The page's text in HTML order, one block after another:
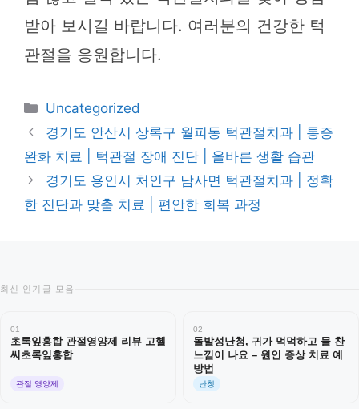
받아 보시길 바랍니다. 여러분의 건강한 턱
관절을 응원합니다.
카
테
리
Uncategorized
경기도 안산시 상록구 월피동 턱관절치과 | 통증
완화 치료 | 턱관절 장애 진단 | 올바른 생활 습관
경기도 용인시 처인구 남사면 턱관절치과 | 정확
한 진단과 맞춤 치료 | 편안한 회복 과정
최신 인기글 모음
01
초록잎홍합 관절영양제 리뷰 고헬
씨초록잎홍합
관절 영양제
02
돌발성난청, 귀가 먹먹하고 물 찬
느낌이 나요 – 원인 증상 치료 예
방법
난청